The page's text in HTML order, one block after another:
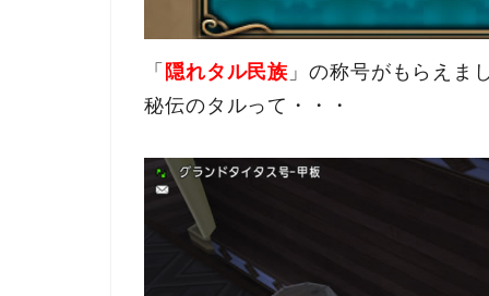
「 隠れタル民族 」の称号がもらえま
秘伝のタルって・・・